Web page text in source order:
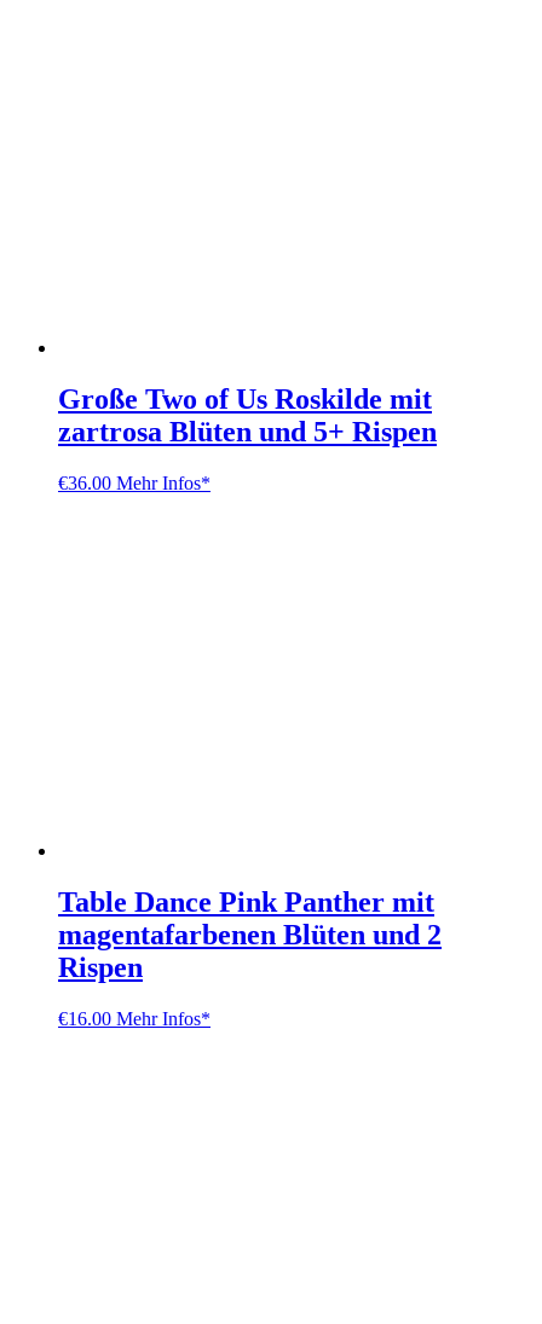
Große Two of Us Roskilde mit
zartrosa Blüten und 5+ Rispen
€36.00 Mehr Infos*
Table Dance Pink Panther mit
magentafarbenen Blüten und 2
Rispen
€16.00 Mehr Infos*